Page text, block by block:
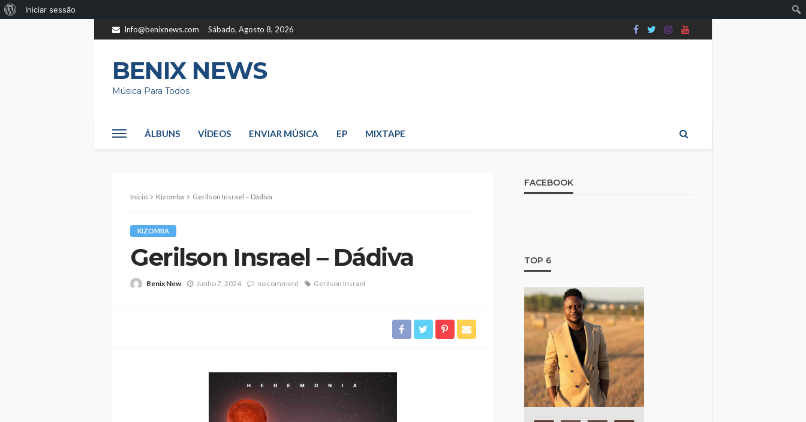
Sobre
Iniciar sessão
Info@benixnews.com Sábado, Agosto 8, 2026
BENIX NEWS
Música Para Todos
ÁLBUNS VÍDEOS ENVIAR MÚSICA EP MIXTAPE
Início Kizomba Gerilson Insrael – Dádiva
KIZOMBA
Gerilson Insrael – Dádiva
Benix New Junho 7, 2024 no comment Gerilson Insrael
FACEBOOK
TOP 6